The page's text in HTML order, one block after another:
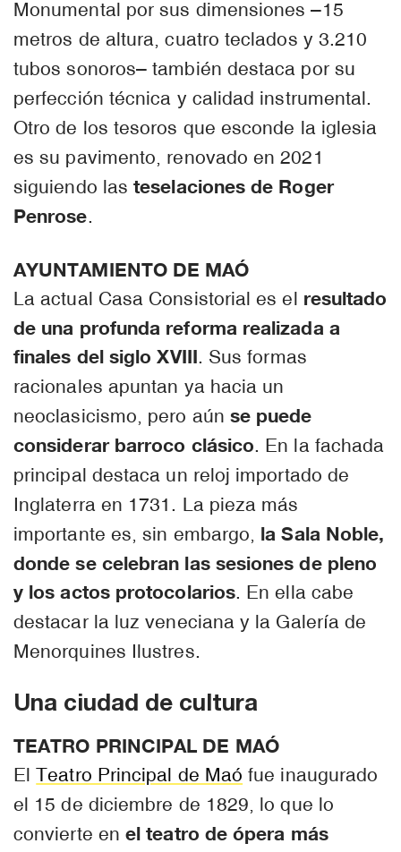
Monumental por sus dimensiones –15
metros de altura, cuatro teclados y 3.210
tubos sonoros– también destaca por su
perfección técnica y calidad instrumental.
Otro de los tesoros que esconde la iglesia
es su pavimento, renovado en 2021
siguiendo lasteselaciones de Roger
Penrose.
AYUNTAMIENTO DE MAÓ
La actual Casa Consistorial es el resultado
de una profunda reforma realizada a
finales del siglo XVIII. Sus formas
racionales apuntan ya hacia un
neoclasicismo, pero aún se puede
considerar barroco clásico. En la fachada
principal destaca un reloj importado de
Inglaterra en 1731. La pieza más
importante es, sin embargo, la Sala Noble,
donde se celebran las sesiones de pleno
y los actos protocolarios. En ella cabe
destacar la luz veneciana y la Galería de
Menorquines Ilustres.
Una ciudad de cultura
TEATRO PRINCIPAL DE MAÓ
ElTeatro Principal de Maó fue inaugurado
el 15 de diciembre de 1829, lo que lo
convierte enel teatro de ópera más